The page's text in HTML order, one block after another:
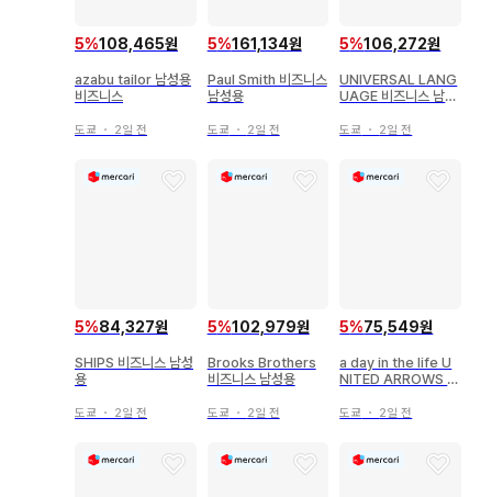
5%108,465원
azabu tailor 남성용
비즈니스
도쿄 ・ 2일 전
5%161,134원
Paul Smith 비즈니스
남성용
도쿄 ・ 2일 전
5%106,272원
UNIVERSAL LANG
UAGE 비즈니스 남성
도쿄 ・ 2일 전
5%84,327원
SHIPS 비즈니스 남성
용
도쿄 ・ 2일 전
5%102,979원
Brooks Brothers
비즈니스 남성용
도쿄 ・ 2일 전
5%75,549원
a day in the life U
NITED ARROWS 남
도쿄 ・ 2일 전